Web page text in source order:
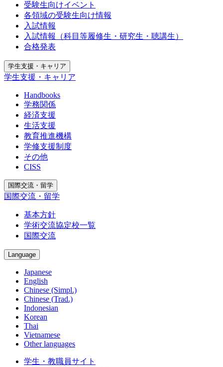
受験生向けイベント
各領域の受験生向け情報
入試情報
入試情報（科目等履修生・研究生・聴講生）
合格発表
学生支援・キャリア
学生支援・キャリア
Handbooks
学務関係
経済支援
生活支援
教育推進機構
学修支援制度
その他
CISS
国際交流・留学
国際交流・留学
基本方針
学術交流協定校一覧
国際交流
Language
Japanese
English
Chinese (Simpl.)
Chinese (Trad.)
Indonesian
Korean
Thai
Vietnamese
Other languages
学生・教職員サイト